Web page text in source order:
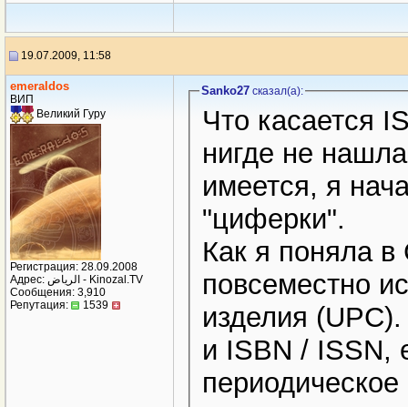
19.07.2009, 11:58
emeraldos
ВИП
Великий Гуру
Регистрация: 28.09.2008
Адрес: الرياض - Kinozal.TV
Сообщения: 3,910
Репутация:
1539
Sanko27сказал(a):
Что касается
нигде не нашла. Но штрих-код
имеется, я
"циферки".
Как я поняла
повсеместно
изделия
и ISBN / ISSN,